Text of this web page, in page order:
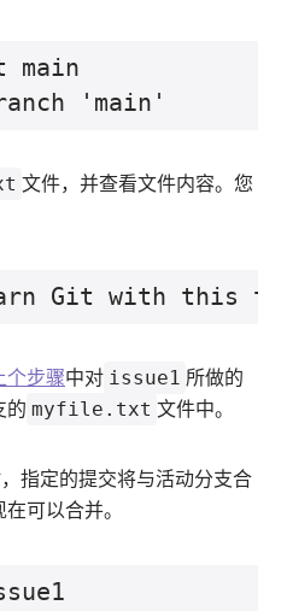
main
文件，并查看文件内容。您
个步骤中对 issue1 所做的
的 myfile.txt 文件中。
指定的提交将与活动分支合
可以合并。